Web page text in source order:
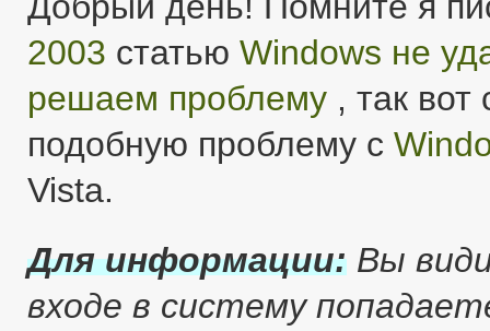
2003 статью Windows не
решаем проблему , так
подобную проблему с
Vista.
Для информации: Вы
входе в систему